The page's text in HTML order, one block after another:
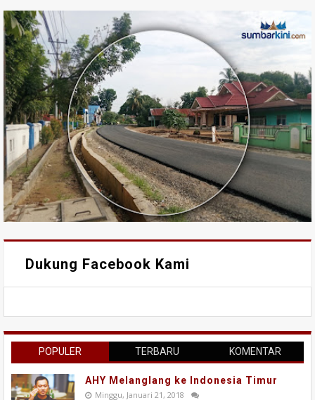
Dukung Facebook Kami
POPULER TERBARU KOMENTAR
AHY Melanglang ke Indonesia Timur
Minggu, Januari 21, 2018